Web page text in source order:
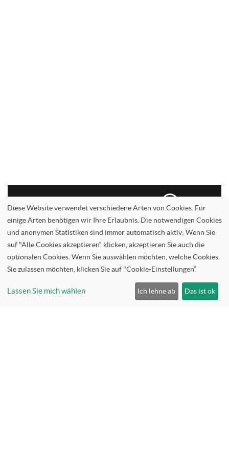
Service anfrage
Diese Website verwendet verschiedene Arten von Cookies. Für
einige Arten benötigen wir Ihre Erlaubnis. Die notwendigen Cookies
und anonymen Statistiken sind immer automatisch aktiv; Wenn Sie
auf "Alle Cookies akzeptieren“ klicken, akzeptieren Sie auch die
optionalen Cookies. Wenn Sie auswählen möchten, welche Cookies
Sie zulassen möchten, klicken Sie auf "Cookie-Einstellungen“.
Lassen Sie mich wählen Ich lehne ab Das ist ok